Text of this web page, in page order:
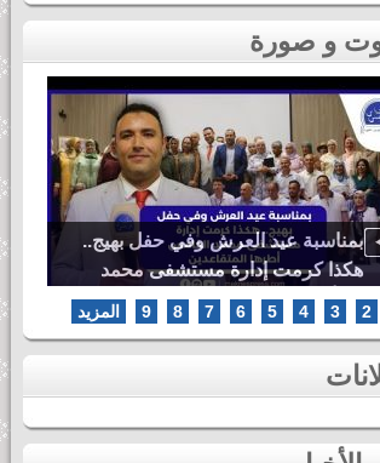
بمناسبة عيد العرش وفي حفل بهيج..
هكذا كرمت إدارة مستشفى محمد
أطرها المتقاعدين
2
3
4
5
6
7
8
9 المزيد